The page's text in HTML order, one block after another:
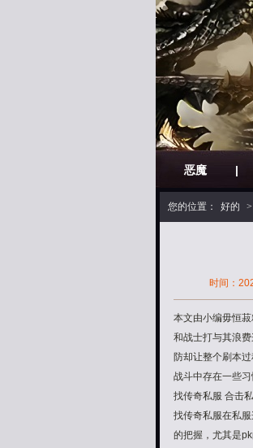
恶魔 |
您的位置： 好的
时间：
本文由小编毋恒
和战士打与其浪
防却让整个刷本
战斗中存在一些
找传奇私服 合击
找传奇私服在私
的把握，尤其是